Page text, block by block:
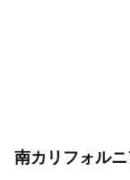
南カリフォル